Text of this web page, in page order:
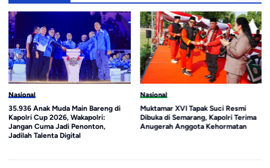
Nasional
35.936 Anak Muda Main Bareng di
Kapolri Cup 2026, Wakapolri:
Jangan Cuma Jadi Penonton,
Jadilah Talenta Digital
Nasional
Muktamar XVI Tapak Suci Resmi
Dibuka di Semarang, Kapolri Terima
Anugerah Anggota Kehormatan